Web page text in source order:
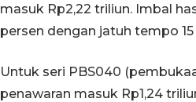
masuk Rp2,22 triliun. Imbal
persen dengan jatuh tempo 15
Untuk seri PBS040
penawaran masuk Rp1,24